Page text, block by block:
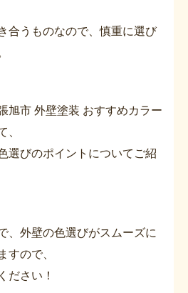
合うものなので、慎重に選び
旭市 外壁塗装 おすすめカラー
選びのポイントについてご紹
、外壁の色選びがスムーズに
すので、
ださい！